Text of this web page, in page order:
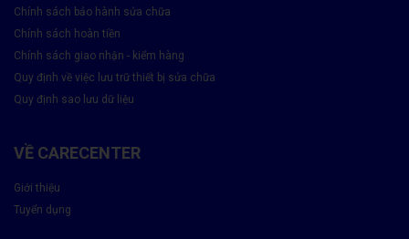
Chính sách bảo hành sửa chữa
Chính sách hoàn tiền
Chính sách giao nhận - kiểm hàng
Quy định về việc lưu trữ thiết bị sửa chữa
Quy định sao lưu dữ liệu
VỀ CARECENTER
Giới thiệu
Tuyển dụng